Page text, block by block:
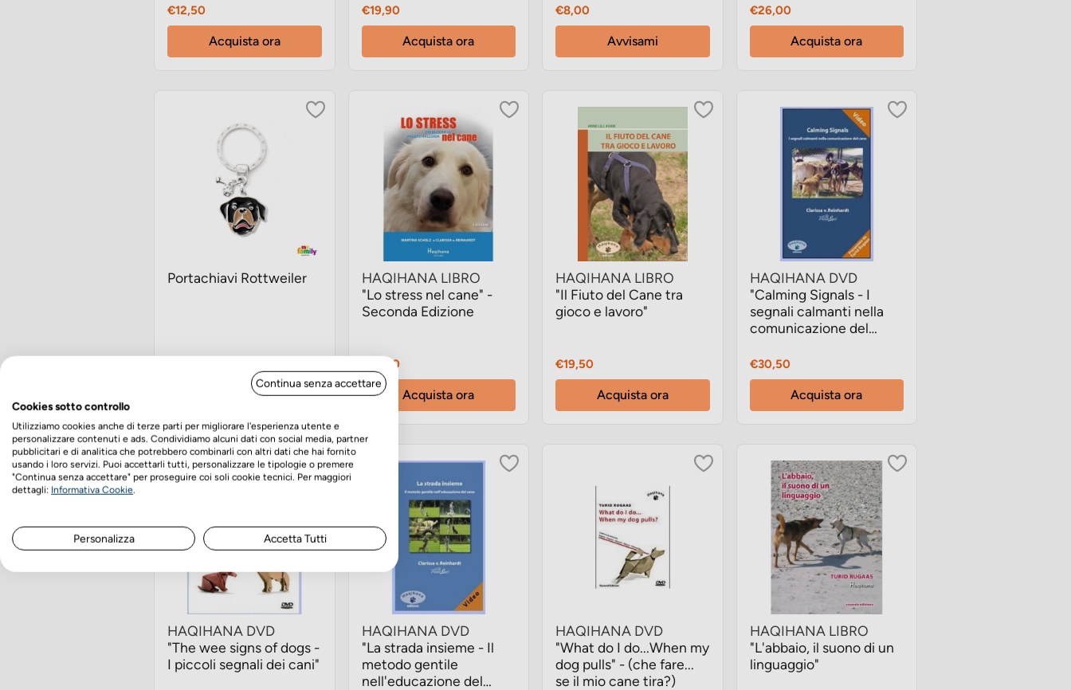
Prezzo
€12,50
Acquista ora
Prezzo
€19,90
Acquista ora
Prezzo
€8,00
Avvisami
Prezzo
€26,00
Acquista ora
Portachiavi Rottweiler
Acquista ora
HAQIHANA LIBRO
"Lo stress nel cane" -
Seconda Edizione
Prezzo
€18,50
Acquista ora
HAQIHANA LIBRO
"Il Fiuto del Cane tra
gioco e lavoro"
Prezzo
€19,50
Acquista ora
HAQIHANA DVD
"Calming Signals - I
segnali calmanti nella
comunicazione del
Prezzo
€30,50
Acquista ora
HAQIHANA DVD
"The wee signs of dogs -
I piccoli segnali dei cani"
HAQIHANA DVD
"La strada insieme - Il
metodo gentile
nell'educazione del
HAQIHANA DVD
"What do I do...When my
dog pulls" - (che fare...
se il mio cane tira?)
HAQIHANA LIBRO
"L'abbaio, il suono di un
linguaggio"
Continua senza accettare
Cookies sotto controllo
Utilizziamo cookies anche di terze parti per migliorare l'esperienza utente e
personalizzare contenuti e ads. Condividiamo alcuni dati con social media, partner
pubblicitari e di analitica che potrebbero combinarli con altri dati che hai fornito
usando i loro servizi. Puoi accettarli tutti, personalizzare le tipologie o premere
"Continua senza accettare" per proseguire coi soli cookie tecnici. Per maggiori
dettagli: Informativa Cookie.
Personalizza Accetta Tutti